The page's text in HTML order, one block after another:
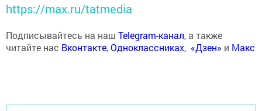
https://max.ru/tatmedia
Подписывайтесь на наш Telegram-канал, а также
читайте нас Вконтакте,Одноклассниках, «Дзен» и Макс